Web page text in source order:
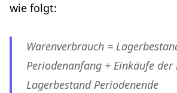
wie folgt:
Warenverbrauch =
Periodenanfang + Einkäufe der
Lagerbestand Periodenende